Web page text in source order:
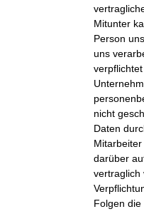
Mitunter
Person
uns
nicht
Daten
darüber
vertraglich
Folgen